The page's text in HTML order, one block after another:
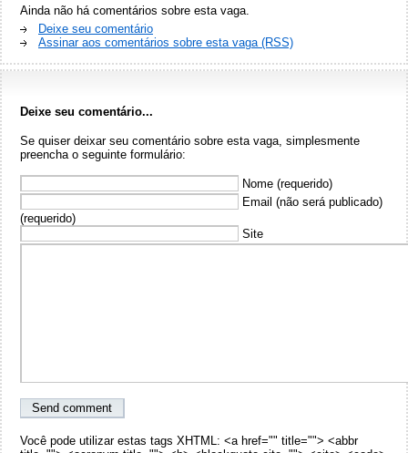
Ainda não há comentários sobre esta vaga.
Deixe seu comentário
Assinar aos comentários sobre esta vaga (RSS)
Deixe seu comentário...
Se quiser deixar seu comentário sobre esta vaga, simplesmente
preencha o seguinte formulário:
Nome (requerido)
Email (não será publicado)
(requerido)
Site
Você pode utilizar estas tags XHTML: <a href="" title=""> <abbr